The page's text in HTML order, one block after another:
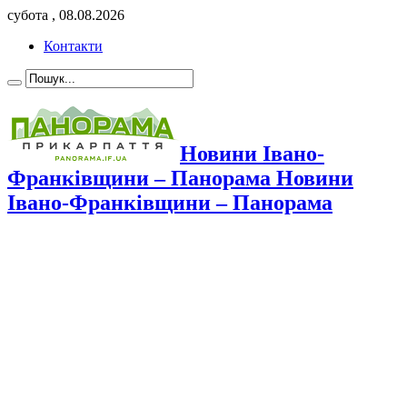
субота , 08.08.2026
Контакти
Новини Івано-
Франківщини – Панорама Новини
Івано-Франківщини – Панорама